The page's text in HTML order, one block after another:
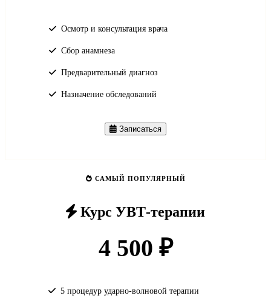
Осмотр и консультация врача
Сбор анамнеза
Предварительный диагноз
Назначение обследований
Записаться
САМЫЙ ПОПУЛЯРНЫЙ
Курс УВТ-терапии
4 500 ₽
5 процедур ударно-волновой терапии